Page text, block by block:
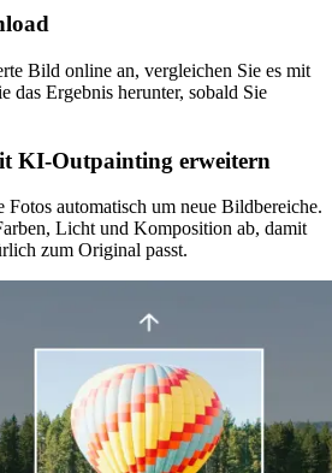
Bild online an, vergleichen Sie es mit
das Ergebnis herunter, sobald Sie
KI-Outpainting erweitern
Fotos automatisch um neue Bildbereiche.
Licht und Komposition ab, damit
zum Original passt.